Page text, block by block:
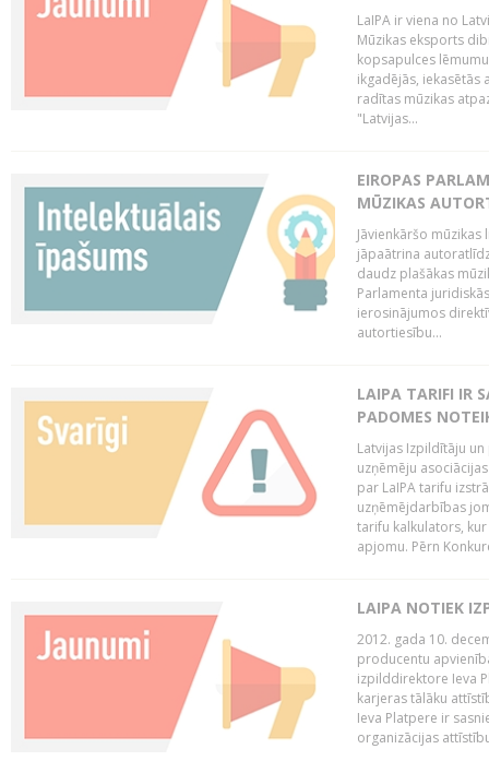
LaIPA ir viena no
Mūzikas eksports
kopsapulces
ikgadējās, iekasētās
radītas mūzikas
"Latvijas...
EIROPAS
MŪZIKAS
Jāvienkāršo
jāpaātrina
daudz plašākas
Parlamenta
ierosinājumos
autortiesību...
LAIPA TARIFI IR
PADOMES
Latvijas Izpildītāju
uzņēmēju
par LaIPA tarifu
uzņēmējdarbības
tarifu kalkulators,
apjomu. Pērn
LAIPA NOTIEK
2012. gada 10.
producentu
izpilddirektore Ieva
karjeras tālāku
Ieva Platpere ir
organizācijas